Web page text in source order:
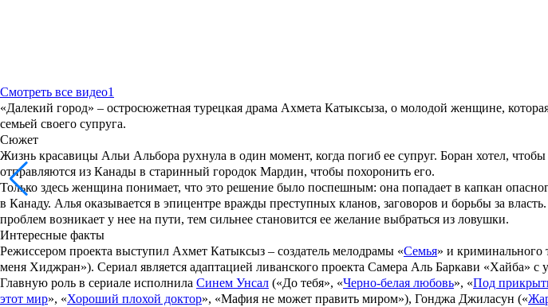
Смотреть все видео1
«Далекий город» – остросюжетная турецкая драма Ахмета Катыксыза, о молодой женщине,
семьей своего супруга.
Сюжет
Жизнь красавицы Альи Альбора рухнула в один момент, когда погиб ее супруг. Боран хотел,
отправляются из Канады в старинный городок Мардин, чтобы похоронить его.
Только здесь женщина понимает, что это решение было поспешным: она попадает в капкан
в Канаду. Алья оказывается в эпицентре вражды преступных кланов, заговоров и борьбы за
проблем возникает у нее на пути, тем сильнее становится ее желание выбраться из ловушки.
Интересные факты
Режиссером проекта выступил Ахмет Катыксыз – создатель мелодрамы «Семья» и криминального
меня Хиджран»). Сериал является адаптацией ливанского проекта Самера Аль Баркави «Хайба» с
Главную роль в сериале исполнила Синем Унсал («До тебя», «Черно-белая любовь», «Под
этот мир», «Хороший плохой доктор», «Мафия не может править миром»), Гонджа Джиласун («